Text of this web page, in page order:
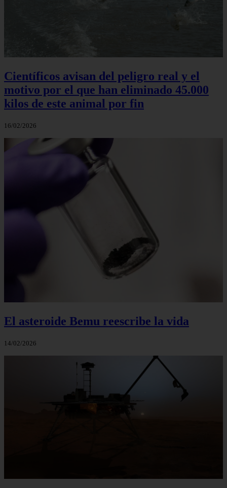
Científicos avisan del peligro real y el
motivo por el que han eliminado 45.000
kilos de este animal por fin
16/02/2026
El asteroide Bemu reescribe la vida
14/02/2026